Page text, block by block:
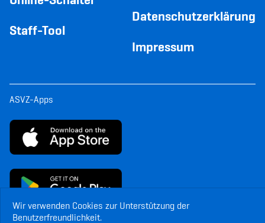
Wir verwenden Cookies zur Unterstützung der
Benutzerfreundlichkeit.
Staff-Tool
Datenschutzerklärung
Impressum
ASVZ-Apps